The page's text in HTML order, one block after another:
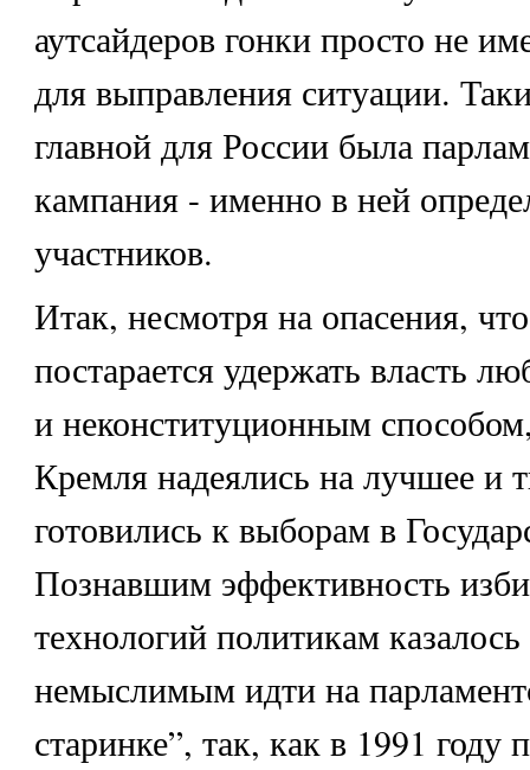
аутсайдеров гонки просто не
для выправления ситуации.
главной для России была
кампания - именно в ней
участников.
Итак, несмотря на опасения,
постарается удержать власть
и неконституционным
Кремля надеялись на лучшее и
готовились к выборам в
Познавшим эффективность
технологий политикам
немыслимым идти на
старинке”, так, как в 1991 году